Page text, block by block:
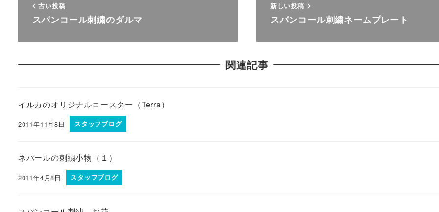
古い投稿
スパンコール刺繍のダルマ
新しい投稿
スパンコール刺繍ネームプレート
関連記事
イルカのオリジナルコースター（Terra）
2011年11月8日 スタッフブログ
ネパールの刺繍小物（１）
2011年4月8日 スタッフブログ